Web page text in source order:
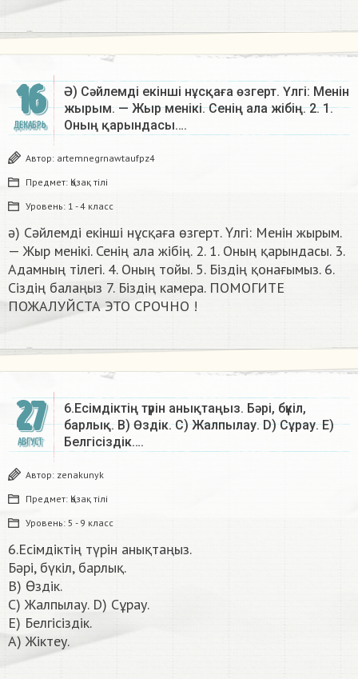
16
ДЕКАБРЬ
Ә) Сәйлемдi екiншi нұсқаға өзгерт. Үлгі: Менiн
жырым. — Жыр менікі. Сенің ала жібің. 2. 1.
Оның қарындасы….
Автор: artemnegrnawtaufpz4
Предмет: Қазақ тiлi
Уровень: 1 - 4 класс
ә) Сәйлемдi екiншi нұсқаға өзгерт. Үлгі: Менiн жырым.
— Жыр менікі. Сенің ала жібің. 2. 1. Оның қарындасы. 3.
Адамның тілегі. 4. Оның тойы. 5. Бiздiң қонағымыз. 6.
Сіздің балаңыз 7. Бiздiң камера. ПОМОГИТЕ
ПОЖАЛУЙСТА ЭТО СРОЧНО !​
27
АВГУСТ
6.Есімдіктің түрін анықтаңыз. Бәрі, бүкіл,
барлық. B) Өздік. C) Жалпылау. D) Cұрау. E)
Белгісіздік….
Автор: zenakunyk
Предмет: Қазақ тiлi
Уровень: 5 - 9 класс
6.Есімдіктің түрін анықтаңыз.
Бәрі, бүкіл, барлық.
B) Өздік.
C) Жалпылау. D) Cұрау.
E) Белгісіздік.
А) Жіктеу.​